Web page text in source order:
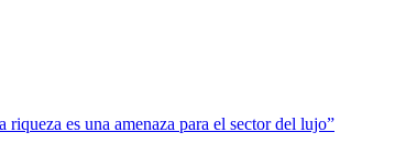
es una amenaza para el sector del lujo”